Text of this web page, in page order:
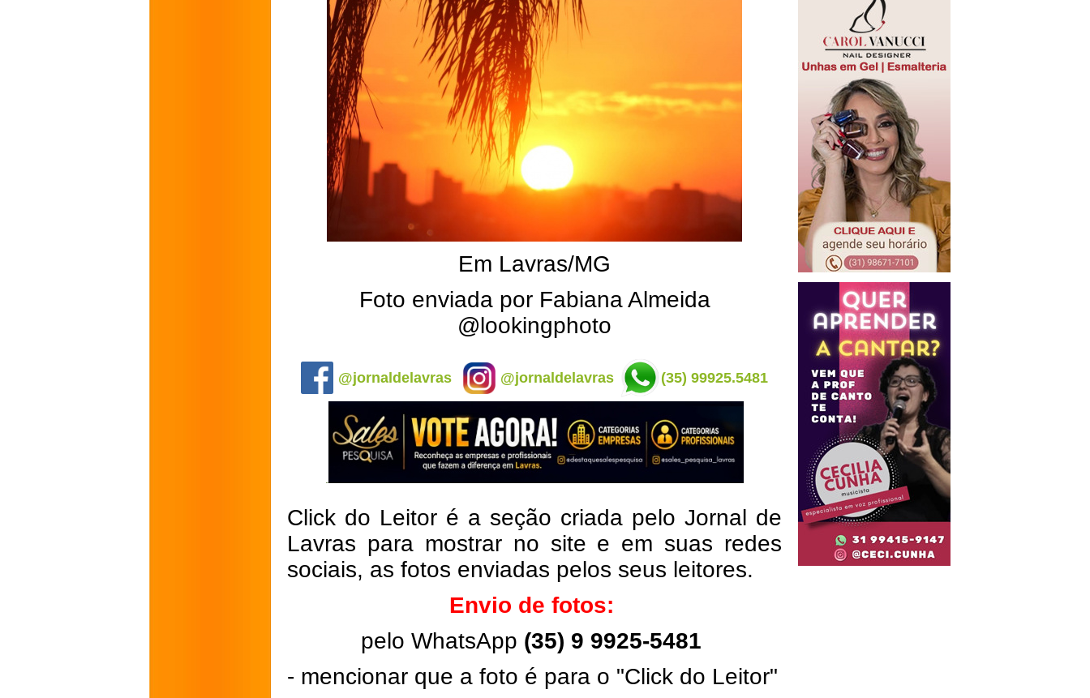
Em Lavras/MG
Foto enviada por Fabiana Almeida
@lookingphoto
@jornaldelavras @jornaldelavras (35) 99925.5481
Click do Leitor é a seção criada pelo Jornal de
Lavras para mostrar no site e em suas redes
sociais, as fotos enviadas pelos seus leitores.
Envio de fotos:
pelo WhatsApp (35) 9 9925-5481
- mencionar que a foto é para o "Click do Leitor"